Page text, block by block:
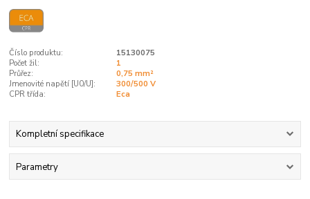
Číslo produktu:
15130075
Počet žil:
1
Průřez:
0,75 mm²
Jmenovité napětí [U0/U]:
300/500 V
CPR třída:
Eca
Kompletní specifikace
Parametry